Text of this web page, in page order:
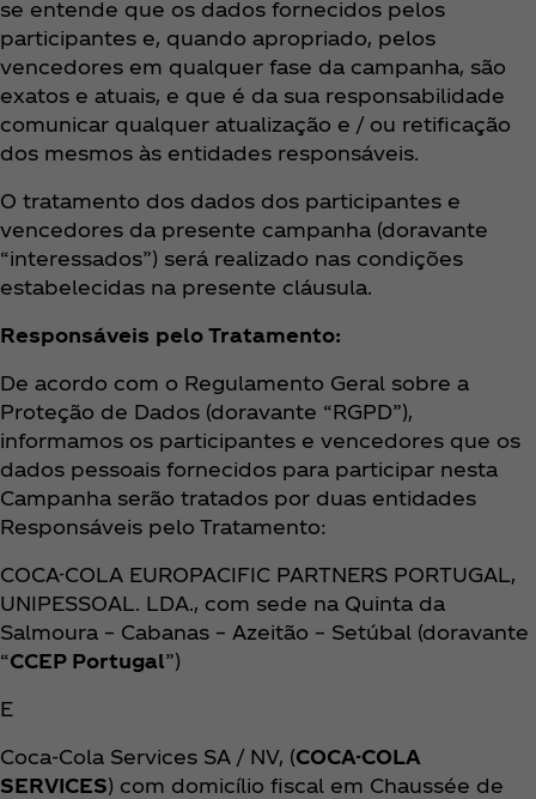
se entende que os dados fornecidos pelos
participantes e, quando apropriado, pelos
vencedores em qualquer fase da campanha, são
exatos e atuais, e que é da sua responsabilidade
comunicar qualquer atualização e / ou retificação
dos mesmos às entidades responsáveis.
O tratamento dos dados dos participantes e
vencedores da presente campanha (doravante
“interessados”) será realizado nas condições
estabelecidas na presente cláusula.
Responsáveis pelo Tratamento:
De acordo com o Regulamento Geral sobre a
Proteção de Dados (doravante “RGPD”),
informamos os participantes e vencedores que os
dados pessoais fornecidos para participar nesta
Campanha serão tratados por duas entidades
Responsáveis pelo Tratamento:
COCA-COLA EUROPACIFIC PARTNERS PORTUGAL,
UNIPESSOAL. LDA., com sede na Quinta da
Salmoura – Cabanas – Azeitão – Setúbal (doravante
“CCEP Portugal”)
E
Coca‑Cola Services SA / NV, (COCA-COLA
SERVICES) com domicílio fiscal em Chaussée de